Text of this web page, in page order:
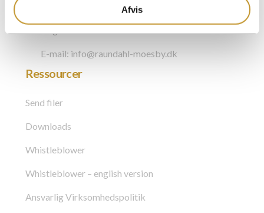
Afvis
Telefon: +45 72 148 148
E-mail: info@raundahl-moesby.dk
Ressourcer
Send filer
Downloads
Whistleblower
Whistleblower – english version
Ansvarlig Virksomhedspolitik